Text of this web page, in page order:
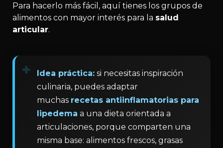
Para hacerlo más fácil, aquí tienes los grupos de
alimentos con mayor interés para la salud
articular.
Idea práctica: si necesitas inspiración
culinaria, puedes adaptar
muchas recetas antiinflamatorias para
lipedema a una dieta orientada a
articulaciones, porque comparten una
misma base: alimentos frescos, grasas